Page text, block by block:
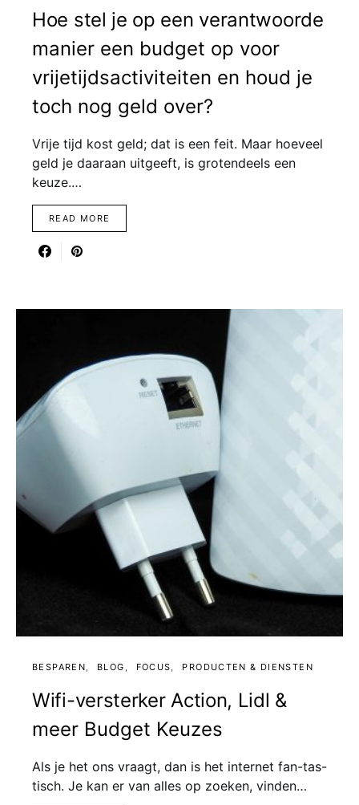
Hoe stel je op een verantwoorde
manier een budget op voor
vrijetijdsactiviteiten en houd je
toch nog geld over?
Vrije tijd kost geld; dat is een feit. Maar hoeveel
geld je daaraan uitgeeft, is grotendeels een
keuze.…
READ MORE
BESPAREN BLOG FOCUS PRODUCTEN & DIENSTEN
Wifi-versterker Action, Lidl &
meer Budget Keuzes
Als je het ons vraagt, dan is het internet fan-tas-
tisch. Je kan er van alles op zoeken, vinden…